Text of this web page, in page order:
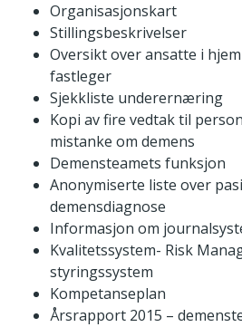
Organisasjonskart
Stillingsbeskrivelser
Oversikt over ansatte i
fastleger
Sjekkliste underernæring
Kopi av fire vedtak til
mistanke om demens
Demensteamets funksjon
Anonymiserte liste over
demensdiagnose
Informasjon om
Kvalitetssystem- Risk
styringssystem
Kompetanseplan
Årsrapport 2015 –